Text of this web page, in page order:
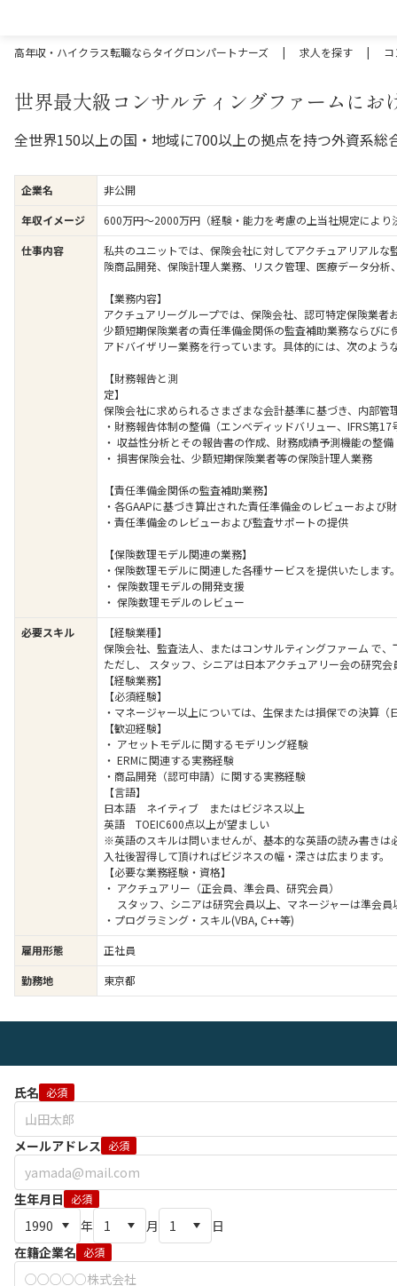
高年収・ハイクラス転職ならタイグロンパートナーズ | 求人を探す |
世界最大級コンサルティングファームに
全世界150以上の国・地域に700以上の拠点を持つ外資系総
企業名
非公開
年収イメージ
600万円〜2000万円（経験・能力を考慮の上当社規定により
仕事内容
私共のユニットでは、保険会社に対してアクチュアリアル
険商品開発、保険計理人業務、リスク管理、医療データ分
【業務内容】
アクチュアリーグループでは、保険会社、認可特定保険業者
少額短期保険業者の責任準備金関係の監査補助業務ならびに
アドバイザリー業務を行っています。具体的には、次のよう
【財務報告と測
保険会社に求められるさまざまな会計基準に基づき、内部
・財務報告体制の整備（エンベディッドバリュー、IFRS第17
・ 収益性分析とその報告書の作成、財務成績予測機能の整備
・ 損害保険会社、少額短期保険業者等の保険計理人業務
【責任準備金関係の監査補助業務】
・各GAAPに基づき算出された責任準備金のレビューおよ
・責任準備金のレビューおよび監査サポートの提供
【保険数理モデ
・保険数理モデルに関連した各種サービスを提供いたします
・ 保険数理モデルの開発支援
・ 保険数理モデルのレビュー
必要スキル
【経験業種】
保険会社、監査法人、またはコンサルティングファーム で
ただし、 スタッフ、シニアは日本アクチュアリー会の研究
【経験業務】
【必須経験】
・マネージャー以上については、生保または損保での決算（
【歓迎経験】
・ アセットモデルに関するモデリング経験
・ ERMに関連す
・商品開発（認可申請）に関する実務経験
【言語】
日本語 ネイティブ またはビジネス以上
英語 TOEIC600点以上が望ましい
※英語のスキルは問いませんが、基本的な英語の読み書きは
入社後習得して頂ければビジネスの幅・深さは広まります。
【必要な業務経験・資格】
・ アクチュアリー（正会員、準会員、研究会員）
スタッフ、シニアは研究会員以上、マネージャーは準会員
・プログラミング・スキル(VBA, C++等)
雇用形態
正社員
勤務地
東京都
氏名 必須
メールアドレス 必須
生年月日 必須
年 月
日
在籍企業名 必須